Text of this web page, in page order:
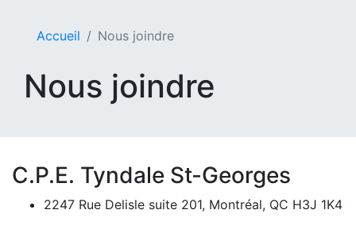
Accueil Nous joindre
Nous joindre
C.P.E. Tyndale St-Georges
2247 Rue Delisle suite 201, Montréal, QC H3J 1K4